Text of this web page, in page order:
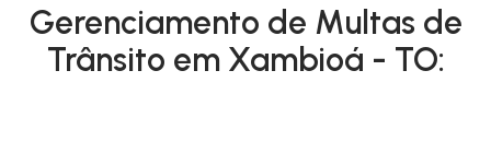
Gerenciamento de Multas de
Trânsito em Xambioá - TO: